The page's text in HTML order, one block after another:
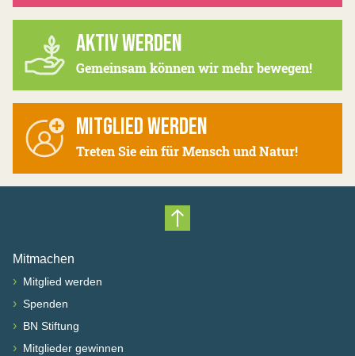
AKTIV WERDEN
Gemeinsam können wir mehr bewegen!
MITGLIED WERDEN
Treten Sie ein für Mensch und Natur!
Nach oben scrollen
Mitmachen
› Mitglied werden
› Spenden
› BN Stiftung
› Mitglieder gewinnen